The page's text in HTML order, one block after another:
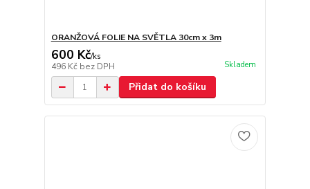
ORANŽOVÁ FOLIE NA SVĚTLA 30cm x 3m
600 Kč/ks
496 Kč bez DPH Skladem
Přidat do košíku